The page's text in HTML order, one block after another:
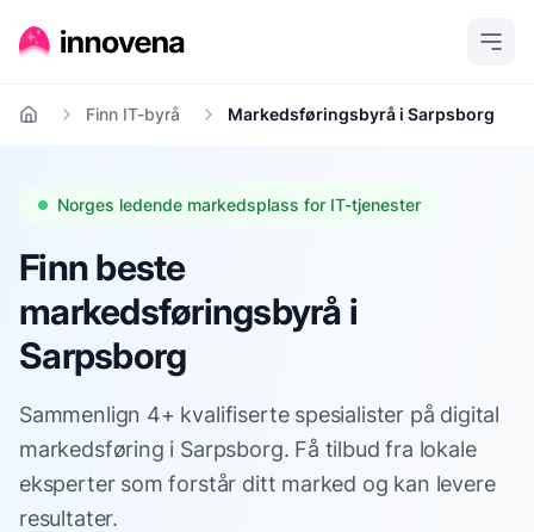
Hjem Finn IT-byrå Markedsføringsbyrå i Sarpsborg
Norges ledende markedsplass for IT-tjenester
Finn beste
markedsføringsbyrå i
Sarpsborg
Sammenlign 4+ kvalifiserte spesialister på digital
markedsføring i Sarpsborg. Få tilbud fra lokale
eksperter som forstår ditt marked og kan levere
resultater.